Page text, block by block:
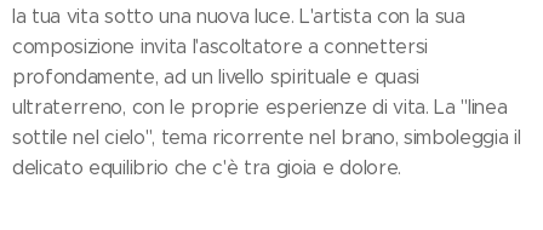
la tua vita sotto una nuova luce. L'artista con la sua
composizione invita l'ascoltatore a connettersi
profondamente, ad un livello spirituale e quasi
ultraterreno, con le proprie esperienze di vita. La "linea
sottile nel cielo", tema ricorrente nel brano, simboleggia il
delicato equilibrio che c'è tra gioia e dolore.